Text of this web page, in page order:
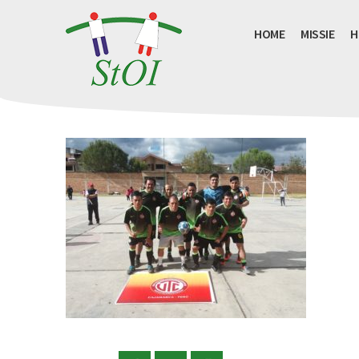
HOME MISSIE